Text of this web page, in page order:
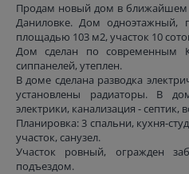
Продам новый дом в ближайшем
Даниловке. Дом одноэтажный,
площадью 103 м2, участок 10
Дом сделан по современным
сиппанелей, утеплен.
В доме сделана разводка
установлены радиаторы. В
электрики, канализация - септик,
Планировка: 3 спальни, кухня-
участок, санузел.
Участок ровный, огражден
подъездом.